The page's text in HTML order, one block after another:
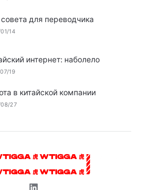
для переводчика
14
интернет: наболело
19
в китайской компании
27